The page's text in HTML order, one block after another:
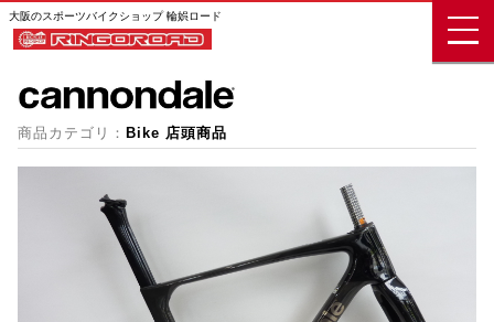
大阪のスポーツバイクショップ 輪娯ロード
商品カテゴリ： Bike 店頭商品